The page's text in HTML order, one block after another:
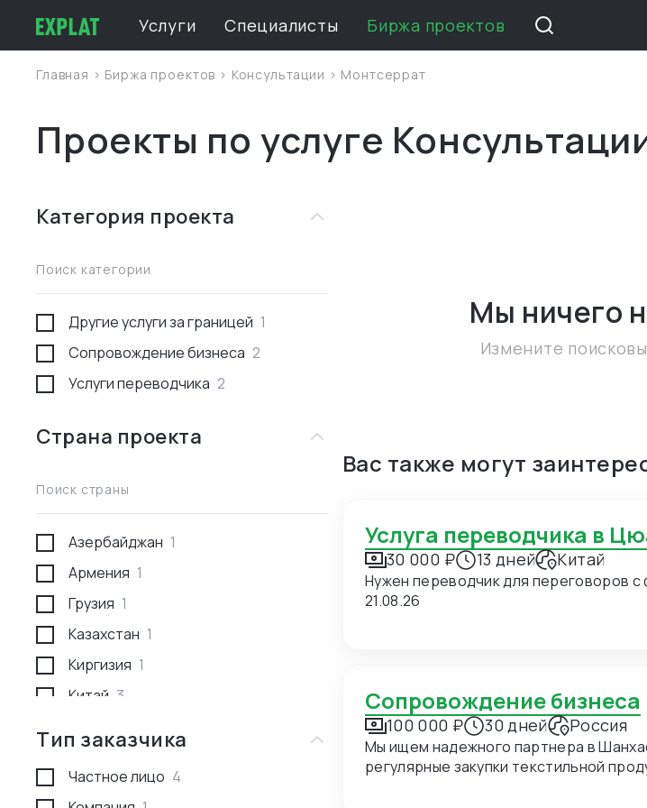
Услуги Специалисты Биржа проектов
Главная > Биржа проектов > Консультации > Монтсеррат
Проекты по услуге
Категория проекта
Поиск категории
Другие услуги за границей 1
Сопровождение бизнеса 2
Услуги переводчика 2
Страна проекта
Поиск страны
Азербайджан 1
Армения 1
Грузия 1
Казахстан 1
Киргизия 1
Китай 3
Тип заказчика
Частное лицо 4
Мы ничего
Измените
Вас также могут
Услуга переводчика в
30 000 ₽ 13 дней Китай
Нужен переводчик для переговоров с
21.08.26
Сопровождение бизнеса
100 000 ₽ 30 дней Россия
Мы ищем надежного партнера в
регулярные закупки текстильной продукции и
приехать в Шанхай для личных